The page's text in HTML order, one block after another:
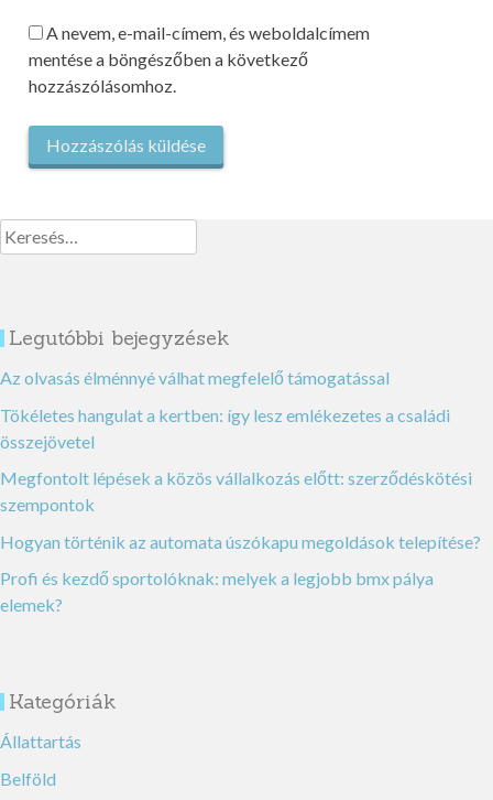
A nevem, e-mail-címem, és weboldalcímem
mentése a böngészőben a következő
hozzászólásomhoz.
Keresés:
Legutóbbi bejegyzések
Az olvasás élménnyé válhat megfelelő támogatással
Tökéletes hangulat a kertben: így lesz emlékezetes a családi
összejövetel
Megfontolt lépések a közös vállalkozás előtt: szerződéskötési
szempontok
Hogyan történik az automata úszókapu megoldások telepítése?
Profi és kezdő sportolóknak: melyek a legjobb bmx pálya
elemek?
Kategóriák
Állattartás
Belföld